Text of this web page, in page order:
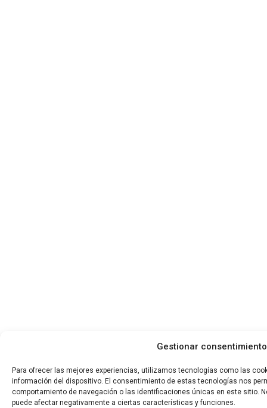
Gestionar consentimiento
Para ofrecer las mejores experiencias, utilizamos tecnologías como las
información del dispositivo. El consentimiento de estas tecnologías nos
comportamiento de navegación o las identificaciones únicas en este sitio.
puede afectar negativamente a ciertas características y funciones.